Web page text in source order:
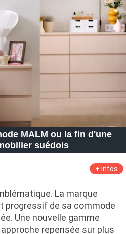
MALM ou la fin d'une
suédois
+ infos
La marque
progressif de sa commode
Une nouvelle gamme
repensée sur plus